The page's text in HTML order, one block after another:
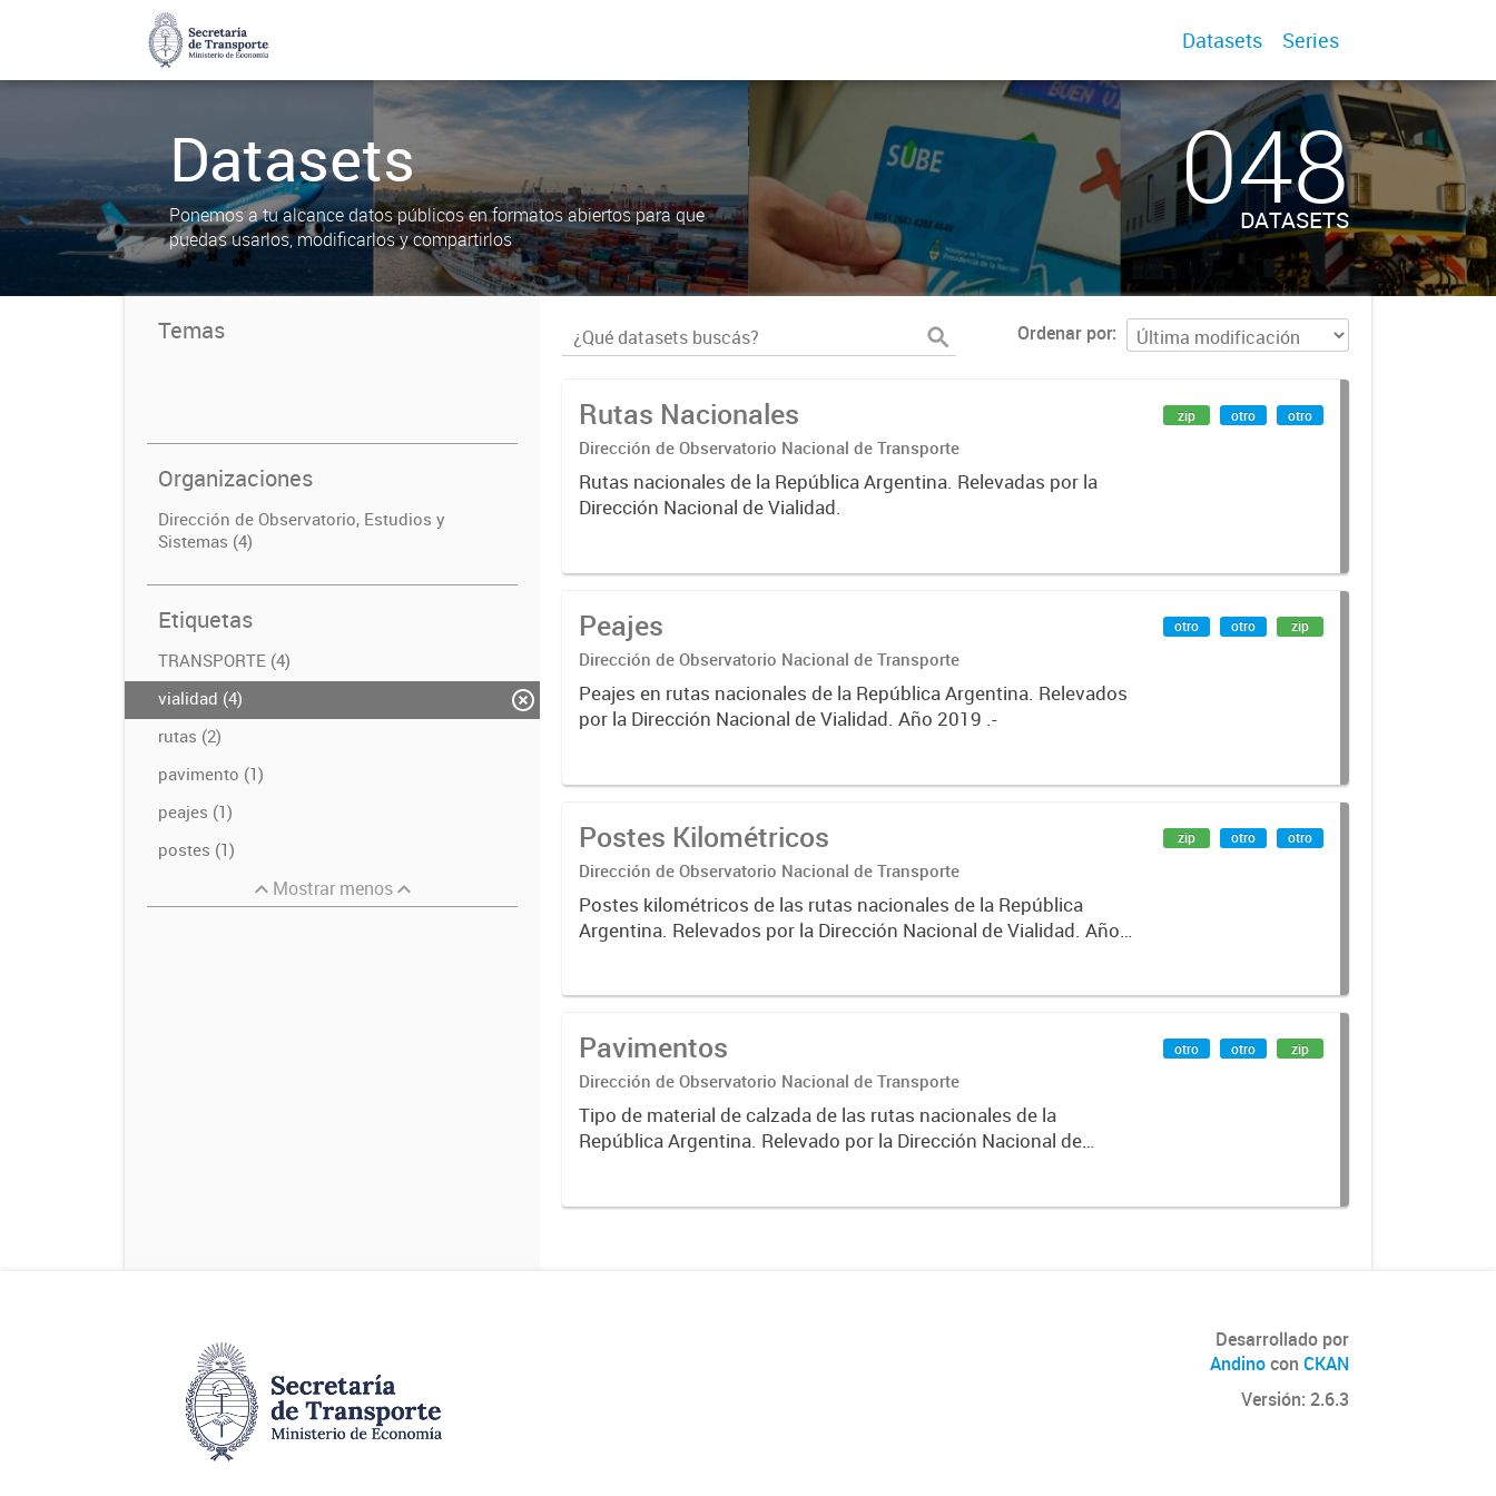
Datasets Series
Datasets
Ponemos a tu alcance datos públicos en formatos abiertos para que
puedas usarlos, modificarlos y compartirlos
048
DATASETS
Temas
Organizaciones
Dirección de Observatorio, Estudios y
Sistemas (4)
Etiquetas
TRANSPORTE (4)
vialidad (4)
rutas (2)
pavimento (1)
peajes (1)
postes (1)
Mostrar menos
Ordenar por
Rutas Nacionales
Dirección de Observatorio Nacional de Transporte
Rutas nacionales de la República Argentina. Relevadas por la
Dirección Nacional de Vialidad.
zip otro otro
Peajes
Dirección de Observatorio Nacional de Transporte
Peajes en rutas nacionales de la República Argentina. Relevados
por la Dirección Nacional de Vialidad. Año 2019 .-
otro otro zip
Postes Kilométricos
Dirección de Observatorio Nacional de Transporte
Postes kilométricos de las rutas nacionales de la República
Argentina. Relevados por la Dirección Nacional de Vialidad. Año
zip otro otro
Pavimentos
Dirección de Observatorio Nacional de Transporte
Tipo de material de calzada de las rutas nacionales de la
República Argentina. Relevado por la Dirección Nacional de
otro otro zip
Desarrollado por
Andinocon CKAN
Versión: 2.6.3